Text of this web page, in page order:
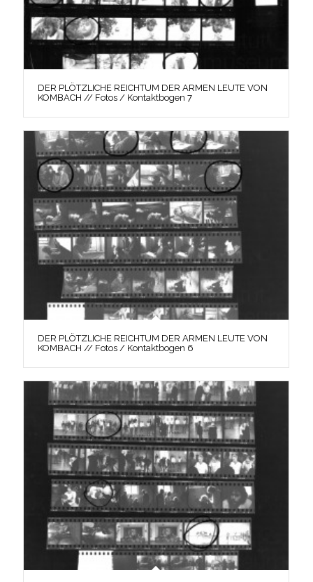
DER PLÖTZLICHE REICHTUM DER ARMEN LEUTE VON
KOMBACH // Fotos / Kontaktbogen 7
DER PLÖTZLICHE REICHTUM DER ARMEN LEUTE VON
KOMBACH // Fotos / Kontaktbogen 6